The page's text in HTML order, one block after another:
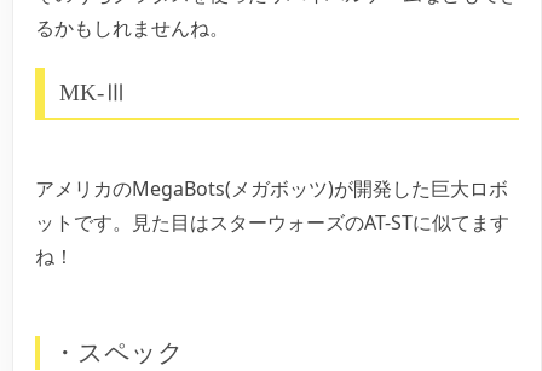
るかもしれませんね。
MK-Ⅲ
アメリカのMegaBots(メガボッツ)が開発した巨大ロボ
ットです。見た目はスターウォーズのAT-STに似てます
ね！
・スペック